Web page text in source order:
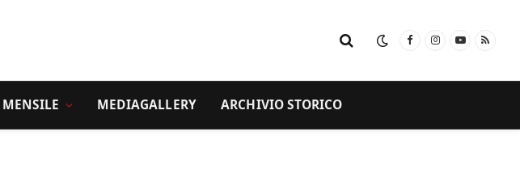
FacebookInstagram
YouTube
RSS
MENSILE MEDIAGALLERY ARCHIVIO STORICO